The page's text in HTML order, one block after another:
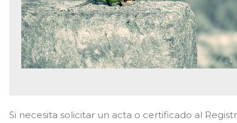
Si necesita solicitar un acta o certificado al